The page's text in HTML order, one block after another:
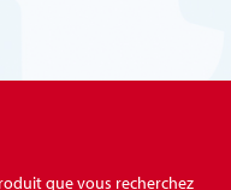
que vous recherchez